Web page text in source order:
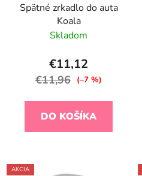
Spätné zrkadlo do auta
Koala
Skladom
€11,12
€11,96 (–7 %)
DO KOŠÍKA
AKCIA